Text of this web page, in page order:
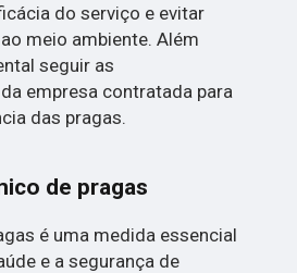
do serviço e evitar
meio ambiente. Além
seguir as
empresa contratada para
das pragas.
de pragas
é uma medida essencial
e a segurança de